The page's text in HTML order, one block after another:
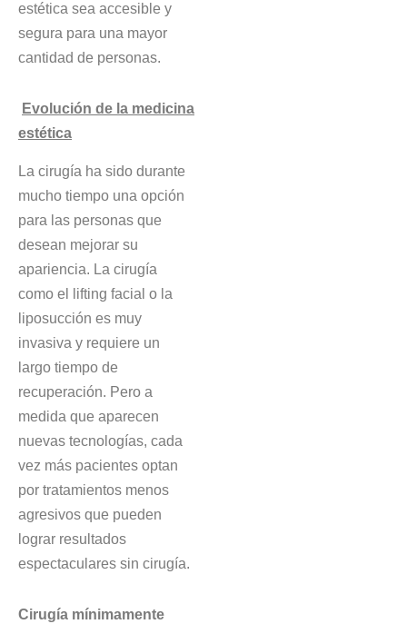
estética sea accesible y
segura para una mayor
cantidad de personas.
Evolución de la medicina
estética
La cirugía ha sido durante
mucho tiempo una opción
para las personas que
desean mejorar su
apariencia. La cirugía
como el lifting facial o la
liposucción es muy
invasiva y requiere un
largo tiempo de
recuperación. Pero a
medida que aparecen
nuevas tecnologías, cada
vez más pacientes optan
por tratamientos menos
agresivos que pueden
lograr resultados
espectaculares sin cirugía.
Cirugía mínimamente